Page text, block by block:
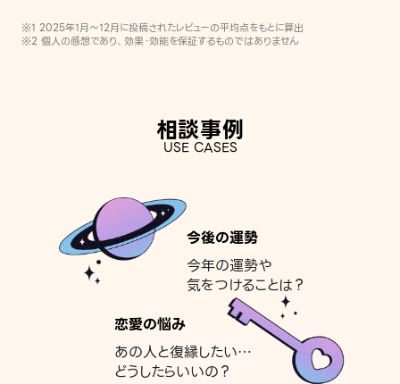
※1 2025年1月〜12月に投稿されたレビューの平均点をもとに算出
※2 個人の感想であり、効果・効能を保証するものではありません
相談事例
USE CASES
今後の運勢
今年の運勢や
気をつけることは？
恋愛の悩み
あの人と復縁したい…
どうしたらいいの？